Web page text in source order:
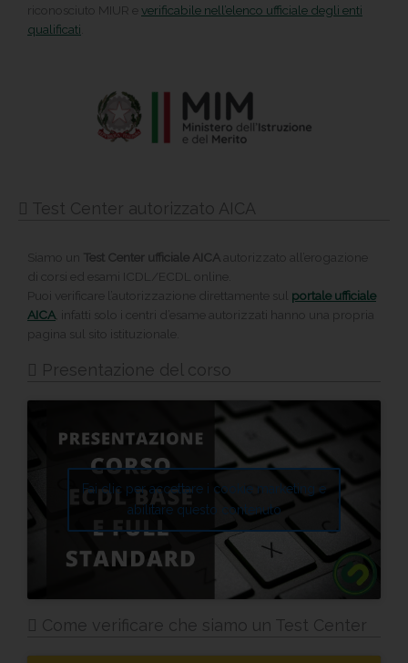
riconosciuto MIUR e verificabile nell’elenco ufficiale degli enti
qualificati
Test Center autorizzato AICA
Siamo un Test Center ufficiale AICA autorizzato all’erogazione
di corsi ed esami ICDL/ECDL online.
Puoi verificare l’autorizzazione direttamente sul portale ufficiale
AICA , infatti solo i centri d’esame autorizzati hanno una propria
pagina sul sito istituzionale.
Presentazione del corso
Fai clic per accettare i cookie marketing e
abilitare questo contenuto
Come verificare che siamo un Test Center